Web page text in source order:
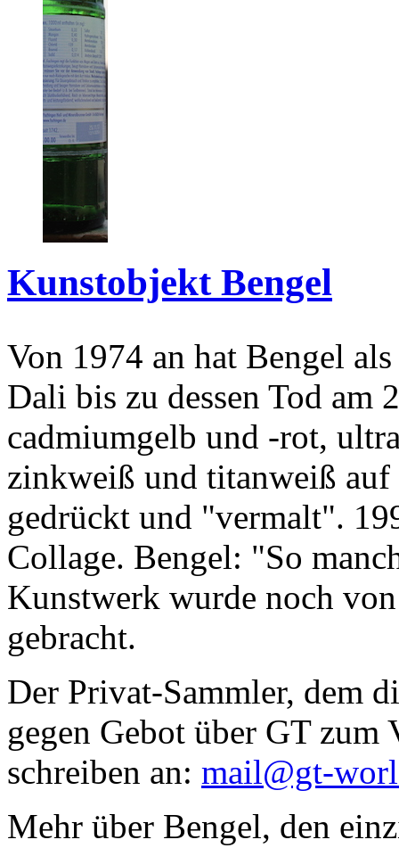
Kunstobjekt Bengel
Von 1974 an hat Bengel
Dali bis zu dessen Tod am
cadmiumgelb und -rot,
zinkweiß und titanweiß
gedrückt und "vermalt".
Collage. Bengel: "So
Kunstwerk wurde noch
gebracht.
Der Privat-Sammler, dem
gegen Gebot über GT zum
schreiben an: mail@gt-
Mehr über Bengel, den